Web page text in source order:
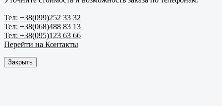
Тел: +38(099)252 33 32
Тел: +38(068)488 83 13
Тел: +38(095)123 63 66
Перейти на Контакты
Закрыть